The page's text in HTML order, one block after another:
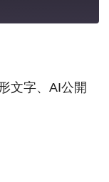
文字、AI公開